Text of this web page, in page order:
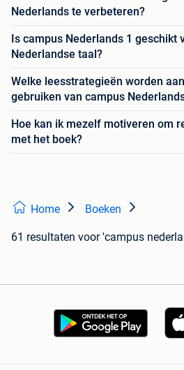
Nederlands te verbeteren?
Is campus Nederlands 1 geschikt
Nederlandse taal?
Welke leesstrategieën worden
gebruiken van campus
Hoe kan ik mezelf motiveren om
met het boek?
Home Boeken
61 resultaten voor 'campus